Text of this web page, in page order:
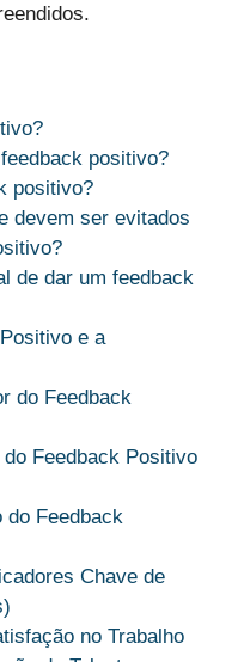
positivo?
positivo?
devem ser evitados
de dar um feedback
e a
do Feedback
Feedback Positivo
do Feedback
Chave de
no Trabalho